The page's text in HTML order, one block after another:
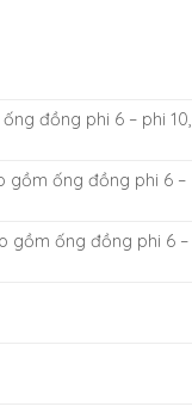
đồng phi 6 – phi 10,
gồm ống đồng phi 6 –
gồm ống đồng phi 6 –